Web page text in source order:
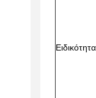
Ειδικότητα